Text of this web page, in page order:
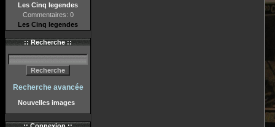
Les Cinq legendes
Commentaires: 0
Les Cinq legendes
:: Recherche ::
Recherche avancée
Nouvelles images